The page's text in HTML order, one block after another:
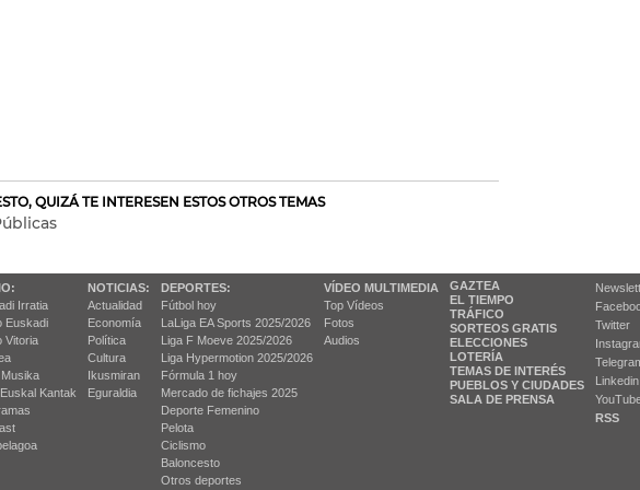
QUIZÁ TE INTERESEN ESTOS OTROS TEMAS
Irratia
Euskadi
Vitoria
Kantak
NOTICIAS:
Actualidad
Economía
Política
Cultura
Ikusmiran
Eguraldia
DEPORTES:
Fútbol hoy
LaLiga EA Sports 2025/2026
Liga F Moeve 2025/2026
Liga Hypermotion 2025/2026
Fórmula 1 hoy
Mercado de fichajes 2025
Deporte Femenino
Pelota
Ciclismo
Baloncesto
Otros deportes
VÍDEO MULTIMEDIA
Top Vídeos
Fotos
Audios
GAZTEA
EL TIEMPO
TRÁFICO
SORTEOS GRATIS
ELECCIONES
LOTERÍA
TEMAS DE INTERÉS
PUEBLOS Y CIUDADES
SALA DE PRENSA
Twitter
Linkedin
RSS